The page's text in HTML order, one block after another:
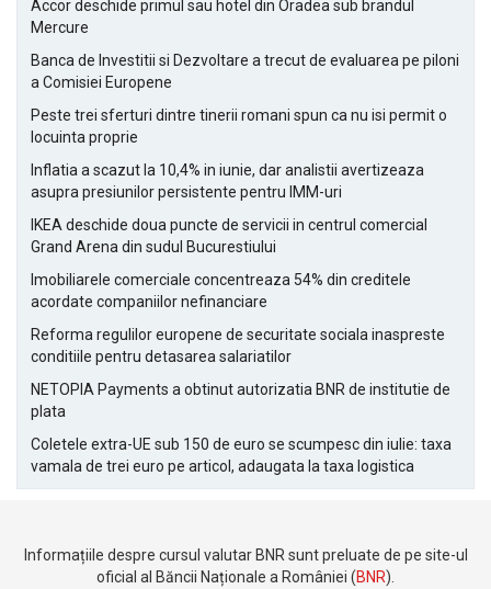
Accor deschide primul sau hotel din Oradea sub brandul
Mercure
Banca de Investitii si Dezvoltare a trecut de evaluarea pe piloni
a Comisiei Europene
Peste trei sferturi dintre tinerii romani spun ca nu isi permit o
locuinta proprie
Inflatia a scazut la 10,4% in iunie, dar analistii avertizeaza
asupra presiunilor persistente pentru IMM-uri
IKEA deschide doua puncte de servicii in centrul comercial
Grand Arena din sudul Bucurestiului
Imobiliarele comerciale concentreaza 54% din creditele
acordate companiilor nefinanciare
Reforma regulilor europene de securitate sociala inaspreste
conditiile pentru detasarea salariatilor
NETOPIA Payments a obtinut autorizatia BNR de institutie de
plata
Coletele extra-UE sub 150 de euro se scumpesc din iulie: taxa
vamala de trei euro pe articol, adaugata la taxa logistica
Informațiile despre cursul valutar BNR sunt preluate de pe site-ul
oficial al Băncii Naționale a României (BNR).